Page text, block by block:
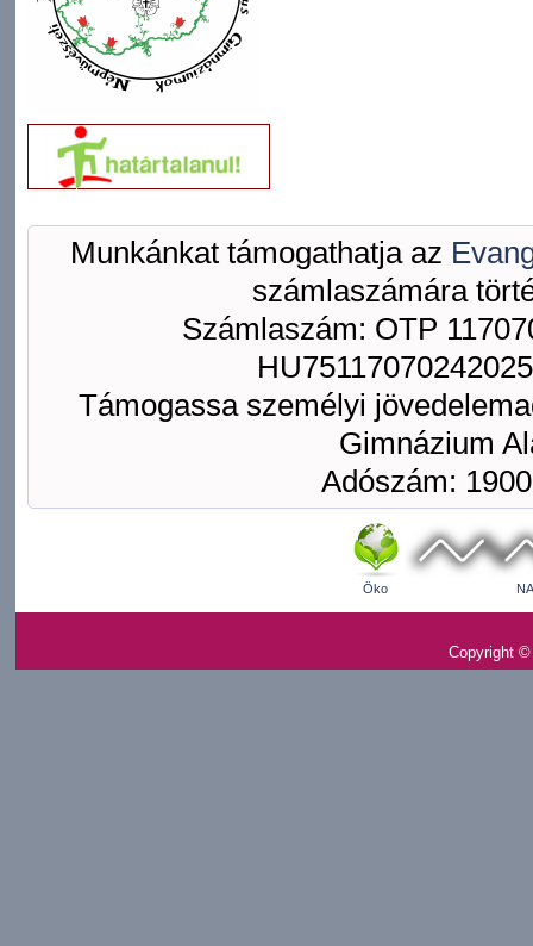
Munkánkat támogathatja az
számlaszámára
Számlaszám: OTP
Támogassa személyi
Gimnázium
Adószám:
Öko
Copyright